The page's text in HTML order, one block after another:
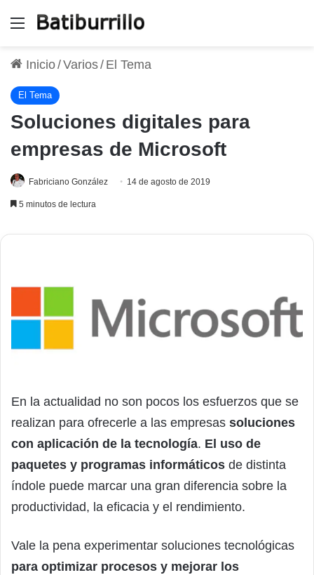
Menú
Inicio/Varios/ El Tema
El Tema
Soluciones digitales para
empresas de Microsoft
Fabriciano González 14 de agosto de 2019
5 minutos de lectura
En la actualidad no son pocos los esfuerzos que se
realizan para ofrecerle a las empresas soluciones
con aplicación de la tecnología. El uso de
paquetes y programas informáticos de distinta
índole puede marcar una gran diferencia sobre la
productividad, la eficacia y el rendimiento.
Vale la pena experimentar soluciones tecnológicas
para optimizar procesos y mejorar los